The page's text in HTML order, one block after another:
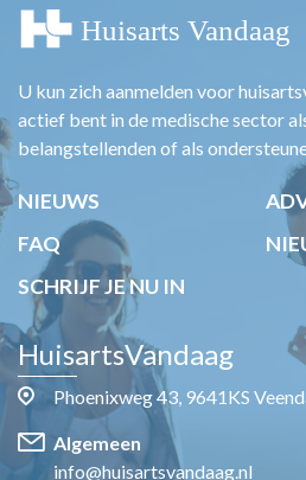
U kun zich aanmelden voor
actief bent in de medische sector
belangstellenden of als
NIEUWS
FAQ
SCHRIJF JE NU IN
HuisartsVandaag
Phoenixweg 43, 9641KS
Algemeen
info@huisartsvandaag.nl